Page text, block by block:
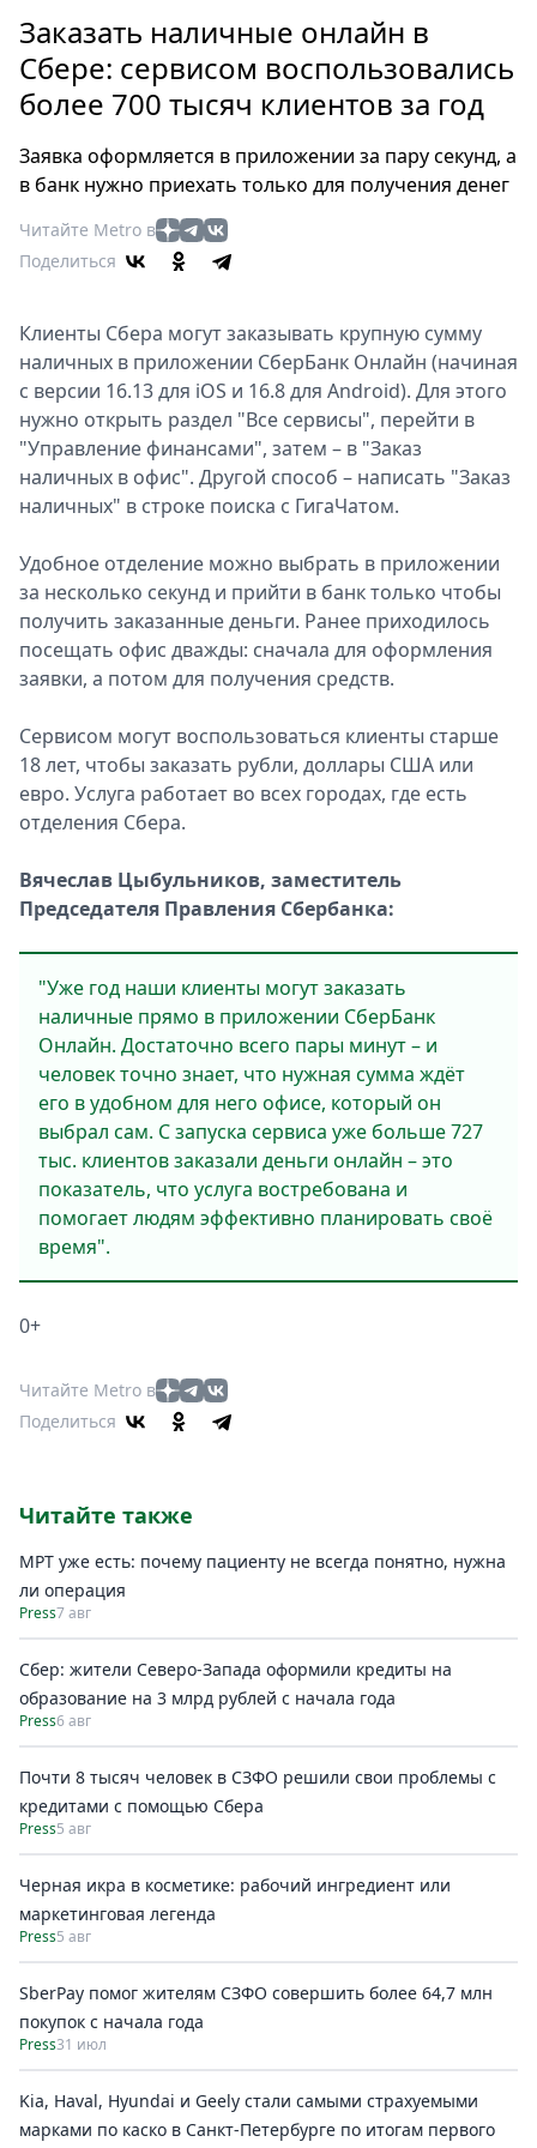
Россия
Мир
Здоровье
Туризм
Мода
Театр
Кино
Книги
Выставки
Пресс-
релизы
О
Metro
Спецпроекты
Звезды
Выборы
2026
Скачай
Заказать наличные онлайн в
Сбере: сервисом воспользовались
более 700 тысяч клиентов за год
Заявка оформляется в приложении за пару секунд, а
в банк нужно приехать только для получения денег
Читайте Metro в
Поделиться
Клиенты Сбера могут заказывать крупную сумму
наличных в приложении СберБанк Онлайн (начиная
с версии 16.13 для iOS и 16.8 для Android). Для этого
нужно открыть раздел "Все сервисы", перейти в
"Управление финансами", затем – в "Заказ
наличных в офис". Другой способ – написать "Заказ
наличных" в строке поиска с ГигаЧатом.
Удобное отделение можно выбрать в приложении
за несколько секунд и прийти в банк только чтобы
получить заказанные деньги. Ранее приходилось
посещать офис дважды: сначала для оформления
заявки, а потом для получения средств.
Сервисом могут воспользоваться клиенты старше
18 лет, чтобы заказать рубли, доллары США или
евро. Услуга работает во всех городах, где есть
отделения Сбера.
Вячеслав Цыбульников, заместитель
Председателя Правления Сбербанка:
"Уже год наши клиенты могут заказать
наличные прямо в приложении СберБанк
Онлайн. Достаточно всего пары минут – и
человек точно знает, что нужная сумма ждёт
его в удобном для него офисе, который он
выбрал сам. С запуска сервиса уже больше 727
тыс. клиентов заказали деньги онлайн – это
показатель, что услуга востребована и
помогает людям эффективно планировать своё
время".
0+
Читайте Metro в
Поделиться
Читайте также
МРТ уже есть: почему пациенту не всегда понятно, нужна
ли операция
Press7 авг
Сбер: жители Северо-Запада оформили кредиты на
образование на 3 млрд рублей с начала года
Press6 авг
Почти 8 тысяч человек в СЗФО решили свои проблемы с
кредитами с помощью Сбера
Press5 авг
Черная икра в косметике: рабочий ингредиент или
маркетинговая легенда
Press5 авг
SberPay помог жителям СЗФО совершить более 64,7 млн
покупок c начала года
Press31 июл
Kia, Haval, Hyundai и Geely стали самыми страхуемыми
марками по каско в Санкт-Петербурге по итогам первого